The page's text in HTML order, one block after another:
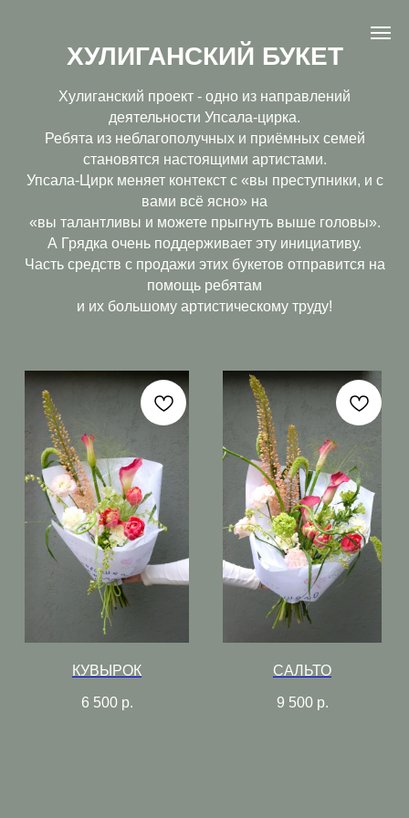
ХУЛИГАНСКИЙ БУКЕТ
Хулиганский проект - одно из направлений
деятельности Упсала-цирка.
Ребята из неблагополучных и приёмных семей
становятся настоящими артистами.
Упсала-Цирк меняет контекст с «вы преступники, и с
вами всё ясно» на
«вы талантливы и можете прыгнуть выше головы».
А Грядка очень поддерживает эту инициативу.
Часть средств с продажи этих букетов отправится на
помощь ребятам
и их большому артистическому труду!
КУВЫРОК
6 500 р.
САЛЬТО
9 500 р.